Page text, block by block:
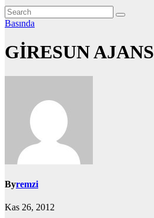
Basında
GİRESUN AJANS
Byremzi
Kas 26, 2012